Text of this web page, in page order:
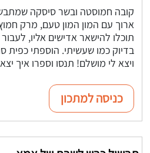
קובה חמוסטה ובשר סיסקה
ארוך עם המון המון טעם, מרק
תוכלו להישאר אדישים אליו,
בדיוק כמו שעשיתי. הוספתי כפית
ויצא לי מושלם! תנסו וספרו איך
כניסה למתכון